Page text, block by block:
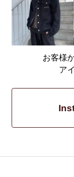
お客様
ア